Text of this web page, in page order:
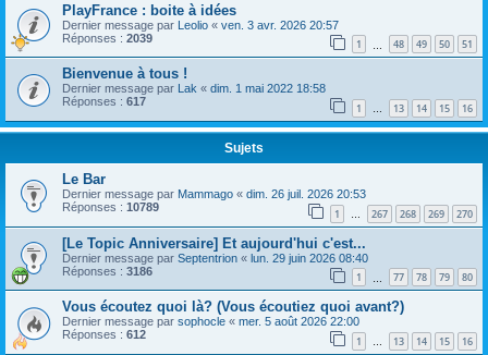
PlayFrance : boite à idées
Dernier message par Leolio « ven. 3 avr. 2026 20:57
Réponses : 2039 1 48 49 50 51
Bienvenue à tous !
Dernier message par Lak « dim. 1 mai 2022 18:58
Réponses : 617 1 … 13 14 15 16
Sujets
Le Bar
Dernier message par Mammago « dim. 26 juil. 2026 20:53
Réponses : 10789 1 … 267 268 269 270
[Le Topic Anniversaire] Et aujourd'hui c'est...
Dernier message par Septentrion « lun. 29 juin 2026 08:40
Réponses : 3186 1 77 78 79 80
Vous écoutez quoi là? (Vous écoutiez quoi avant?)
Dernier message par sophocle « mer. 5 août 2026 22:00
Réponses : 612 1 … 13 14 15 16